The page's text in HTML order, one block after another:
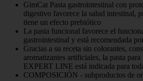
GimCat Pasta gastrointestinal con
digestivo favorece la salud intestinal,
tiene un efecto prebiótico
La pasta funcional favorece el
gastrointestinal y está recomendada
Gracias a su receta sin colorantes,
aromatizantes artificiales, la pasta
EXPERT LINE está indicada para
COMPOSICIÓN - subproductos de